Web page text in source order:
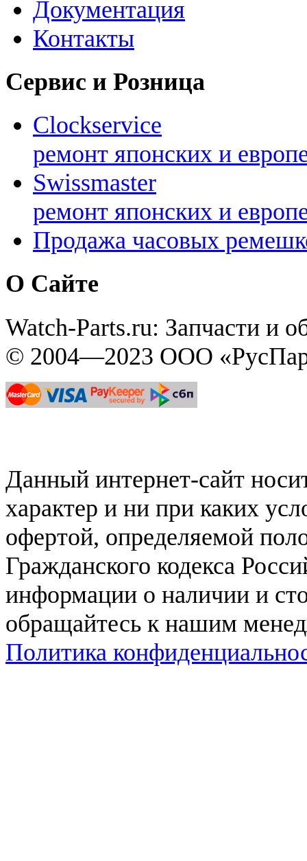
Документация
Контакты
Сервис и Розница
Clockservice
ремонт японских и
Swissmaster
ремонт японских и
Продажа часовых
О Сайте
Watch-Parts.ru: Запчасти и
© 2004—2023 ООО
Данный интернет-сайт
характер и ни при каких
офертой, определяемой
Гражданского кодекса
информации о наличии и
обращайтесь к нашим
Политика